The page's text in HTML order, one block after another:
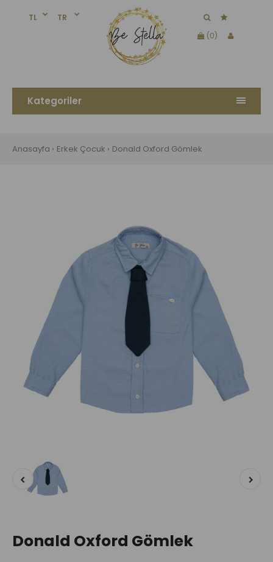
TL
TR
(0)
Kategoriler
Anasayfa Erkek Çocuk Donald Oxford Gömlek
Donald Oxford Gömlek